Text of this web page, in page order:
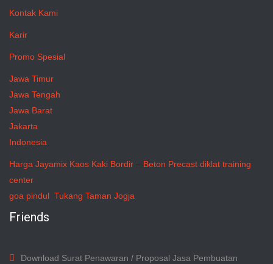
Kontak Kami
Karir
Promo Spesial
Jawa Timur
Jawa Tengah
Jawa Barat
Jakarta
Indonesia
Harga Jayamix Kaos Kaki Bordir – Beton Precast diklat training
center
goa pindul Tukang Taman Jogja
Friends
Download Surat Penawaran / Proposal Jasa Pembuatan